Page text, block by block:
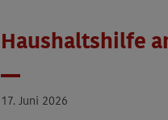
Haushaltshilfe
Datum
17. Juni 2026